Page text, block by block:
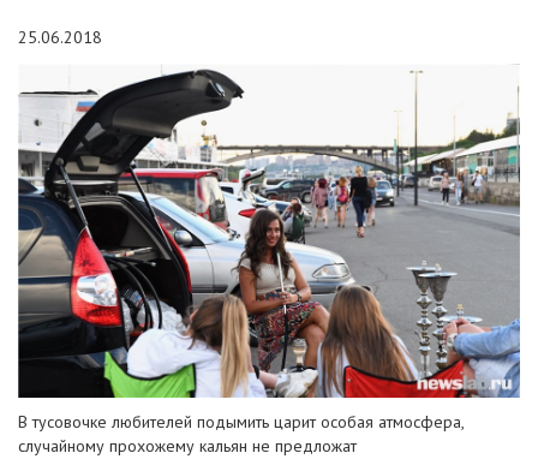
25.06.2018
В тусовочке любителей подымить царит особая атмосфера,
случайному прохожему кальян не предложат